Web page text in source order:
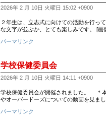
2026年 2 月 10日 火曜日 15:02 +0900
２年生は、立志式に向けての活動を行っ
な文字が並ぶか、とても楽しみです。 [画
パーマリンク
学校保健委員会
2026年 2 月 10日 火曜日 14:11 +0900
学校保健委員会が開催されました。 ＊
やオーバードーズについての動画を見ま
パーマリンク